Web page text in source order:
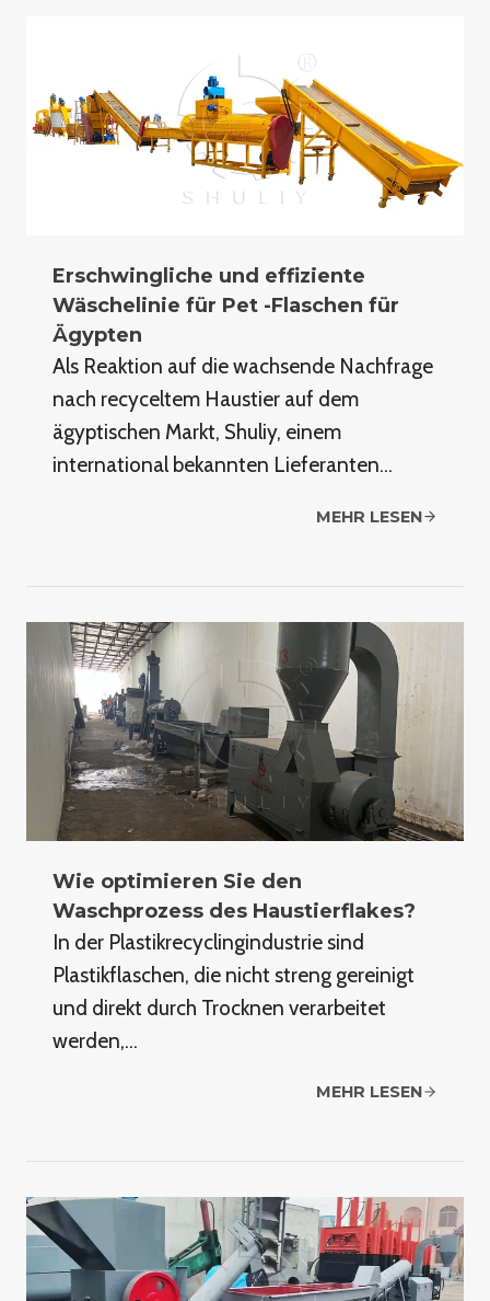
Erschwingliche und effiziente
Wäschelinie für Pet -Flaschen für
Ägypten
Als Reaktion auf die wachsende Nachfrage
nach recyceltem Haustier auf dem
ägyptischen Markt, Shuliy, einem
international bekannten Lieferanten…
MEHR LESEN
Wie optimieren Sie den
Waschprozess des Haustierflakes?
In der Plastikrecyclingindustrie sind
Plastikflaschen, die nicht streng gereinigt
und direkt durch Trocknen verarbeitet
werden,…
MEHR LESEN